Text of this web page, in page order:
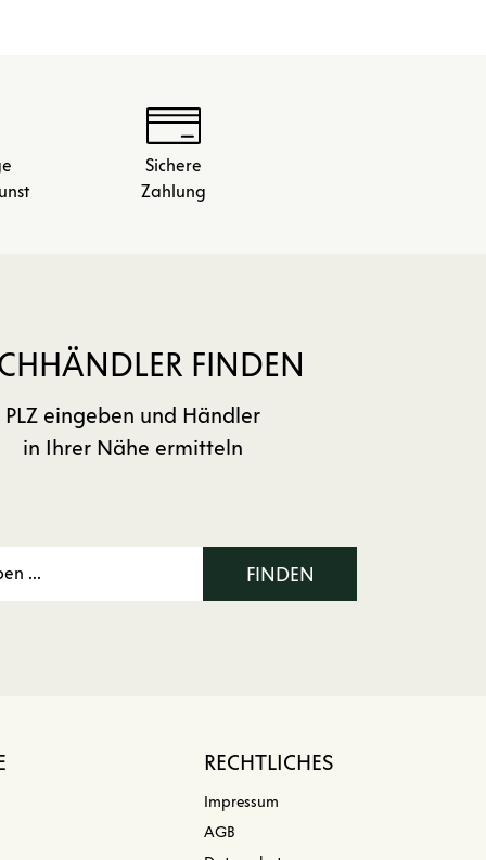
Sichere
Zahlung
FINDEN
PLZ eingeben und Händler
in Ihrer Nähe ermitteln
FINDEN
RECHTLICHES
Impressum
AGB